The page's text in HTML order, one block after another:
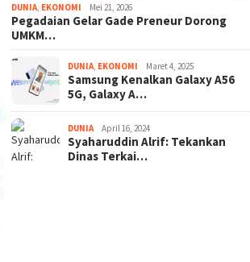
DUNIA, EKONOMI Mei 21, 2026
Pegadaian Gelar Gade Preneur Dorong
UMKM…
DUNIA, EKONOMI Maret 4, 2025
Samsung Kenalkan Galaxy A56
5G, Galaxy A…
DUNIA April 16, 2024
Syaharuddin Alrif: Tekankan
Dinas Terkai…